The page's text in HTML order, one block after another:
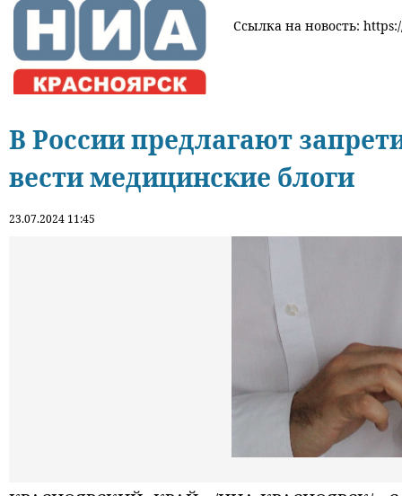
Ссылка на новость:
В России предлагают
вести медицинские блоги
23.07.2024 11:45